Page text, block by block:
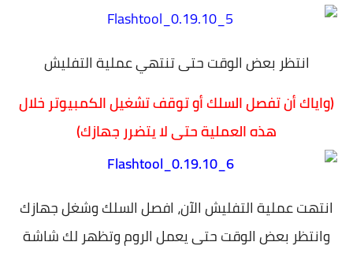
انتظر بعض الوقت حتى تنتهي عملية التفليش
(واياك أن تفصل السلك أو توقف تشغيل الكمبيوتر خلال
هذه العملية حتى لا يتضرر جهازك)
انتهت عملية التفليش الآن، افصل السلك وشغل جهازك
وانتظر بعض الوقت حتى يعمل الروم وتظهر لك شاشة